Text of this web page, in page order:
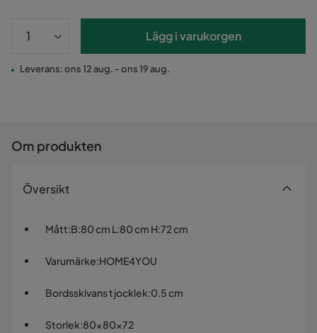
Lägg i varukorgen
Leverans: ons 12 aug. - ons 19 aug.
Om produkten
Översikt
Mått:B:80 cm L:80 cm H:72 cm
Varumärke:HOME4YOU
Bordsskivans tjocklek:0.5 cm
Storlek:80x80x72